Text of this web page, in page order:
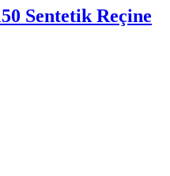
Sentetik Reçine